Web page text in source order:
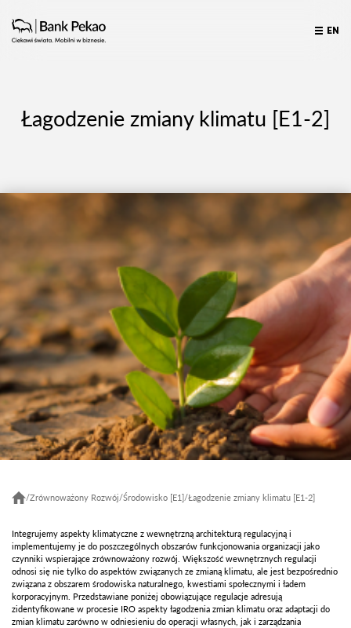
EN
Łagodzenie zmiany klimatu [E1-2]
/Zrównoważony Rozwój/Środowisko [E1]/Łagodzenie zmiany klimatu [E1-2]
Integrujemy aspekty klimatyczne z wewnętrzną architekturą regulacyjną i
implementujemy je do poszczególnych obszarów funkcjonowania organizacji jako
czynniki wspierające zrównoważony rozwój. Większość wewnętrznych regulacji
odnosi się nie tylko do aspektów związanych ze zmianą klimatu, ale jest bezpośrednio
związana z obszarem środowiska naturalnego, kwestiami społecznymi i ładem
korporacyjnym. Przedstawiane poniżej obowiązujące regulacje adresują
zidentyfikowane w procesie IRO aspekty łagodzenia zmian klimatu oraz adaptacji do
zmian klimatu zarówno w odniesieniu do operacji własnych, jak i zarządzania